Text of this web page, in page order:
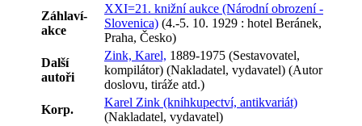
Záhlaví-
akce
XXI=21. knižní aukce (Národní obrození -
Slovenica) (4.-5. 10. 1929 : hotel Beránek,
Praha, Česko)
Další
autoři
Zink, Karel, 1889-1975 (Sestavovatel,
kompilátor) (Nakladatel, vydavatel) (Autor
doslovu, tiráže atd.)
Korp.
Karel Zink (knihkupectví, antikvariát)
(Nakladatel, vydavatel)